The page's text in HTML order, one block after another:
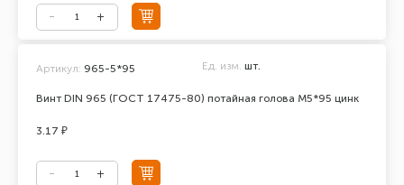
Винт DIN 965 (ГОСТ 17475-80) потайная голова М5*95 цинк
Артикул: 965-5*95 Ед. изм. шт.
3.17 ₽